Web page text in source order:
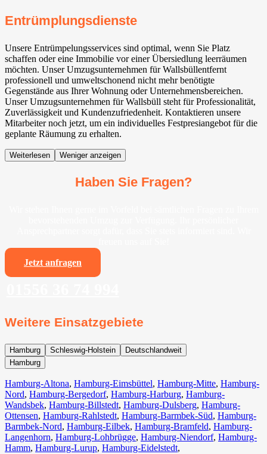
Entrümplungsdienste
Unsere Entrümpelungsservices sind optimal, wenn Sie Platz
schaffen oder eine Immobilie vor einer Übersiedlung leerräumen
möchten. Unser Umzugsunternehmen für Wallsbüllentfernt
professionell und umweltschonend nicht mehr benötigte
Gegenstände aus Ihrer Wohnung oder Unternehmensbereichen.
Unser Umzugsunternehmen für Wallsbüll steht für Professionalität,
Zuverlässigkeit und Kundenzufriedenheit. Kontaktieren unsere
Mitarbeiter noch jetzt, um ein individuelles Festpresiangebot für die
geplante Räumung zu erhalten.
Weiterlesen Weniger anzeigen
Haben Sie Fragen?
Jetzt anfragen
Weitere Einsatzgebiete
Hamburg Schleswig-Holstein
Deutschlandweit
Hamburg
Hamburg-Altona, Hamburg-Eimsbüttel, Hamburg-Mitte, Hamburg-
Nord, Hamburg-Bergedorf, Hamburg-Harburg, Hamburg-
Wandsbek, Hamburg-Billstedt, Hamburg-Dulsberg, Hamburg-
Ottensen, Hamburg-Rahlstedt, Hamburg-Barmbek-Süd, Hamburg-
Barmbek-Nord, Hamburg-Eilbek, Hamburg-Bramfeld, Hamburg-
Langenhorn, Hamburg-Lohbrügge, Hamburg-Niendorf, Hamburg-
Hamm, Hamburg-Lurup, Hamburg-Eidelstedt,